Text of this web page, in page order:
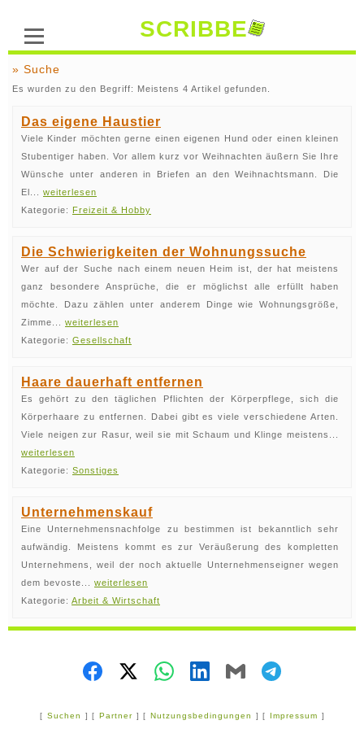
SCRIBBE
» Suche
Es wurden zu den Begriff: Meistens 4 Artikel gefunden.
Das eigene Haustier
Viele Kinder möchten gerne einen eigenen Hund oder einen kleinen
Stubentiger haben. Vor allem kurz vor Weihnachten äußern Sie Ihre
Wünsche unter anderen in Briefen an den Weihnachtsmann. Die
El... weiterlesen
Kategorie: Freizeit & Hobby
Die Schwierigkeiten der Wohnungssuche
Wer auf der Suche nach einem neuen Heim ist, der hat meistens
ganz besondere Ansprüche, die er möglichst alle erfüllt haben
möchte. Dazu zählen unter anderem Dinge wie Wohnungsgröße,
Zimme... weiterlesen
Kategorie: Gesellschaft
Haare dauerhaft entfernen
Es gehört zu den täglichen Pflichten der Körperpflege, sich die
Körperhaare zu entfernen. Dabei gibt es viele verschiedene Arten.
Viele neigen zur Rasur, weil sie mit Schaum und Klinge meistens...
weiterlesen
Kategorie: Sonstiges
Unternehmenskauf
Eine Unternehmensnachfolge zu bestimmen ist bekanntlich sehr
aufwändig. Meistens kommt es zur Veräußerung des kompletten
Unternehmens, weil der noch aktuelle Unternehmenseigner wegen
dem bevoste... weiterlesen
Kategorie: Arbeit & Wirtschaft
[ Suchen ] [ Partner ] [ Nutzungsbedingungen ] [ Impressum ]